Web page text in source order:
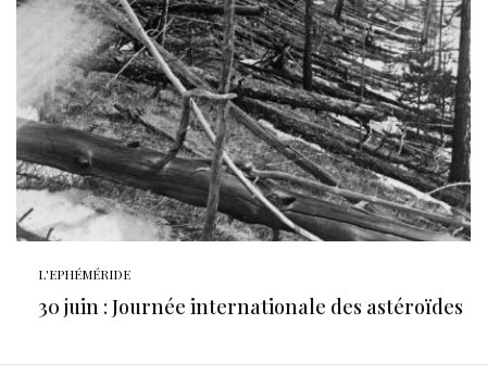
L'EPHÉMÉRIDE
30 juin : Journée internationale des astéroïdes